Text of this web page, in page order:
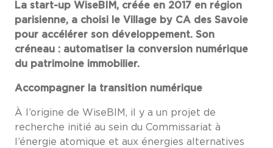
La start-up WiseBIM, créée en 2017 en région
parisienne, a choisi le Village by CA des Savoie
pour accélérer son développement. Son
créneau : automatiser
la conversion numérique
du patrimoine immobilier.
Accompagner la transition numérique
À l’origine de WiseBIM, il y a un projet de
recherche initié au sein du Commissariat à
l’énergie atomique et aux énergies alternatives